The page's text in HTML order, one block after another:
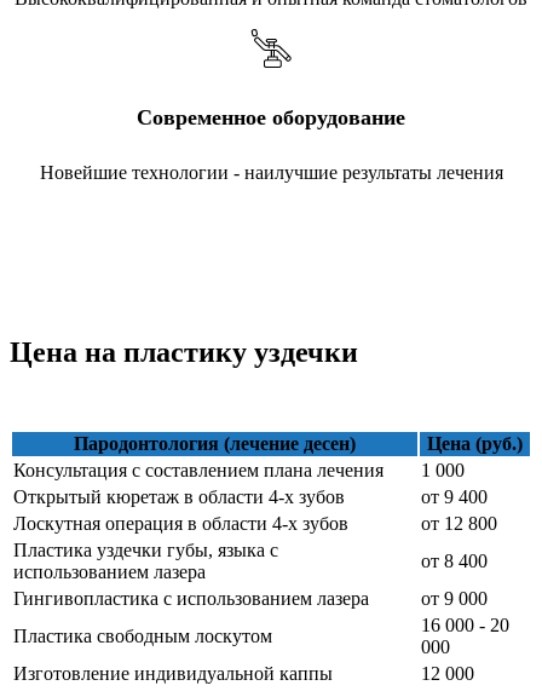
Современное оборудование
Новейшие технологии - наилучшие результаты лечения
Цена на пластику уздечки
Пародонтология (лечение десен)
Цена (руб.)
Консультация с составлением плана лечения
1 000
Открытый кюретаж в области 4-х зубов
от 9 400
Лоскутная операция в области 4-х зубов
от 12 800
Пластика уздечки губы, языка с
использованием лазера
от 8 400
Гингивопластика с использованием лазера
от 9 000
Пластика свободным лоскутом
16 000 - 20
000
Изготовление индивидуальной каппы
12 000